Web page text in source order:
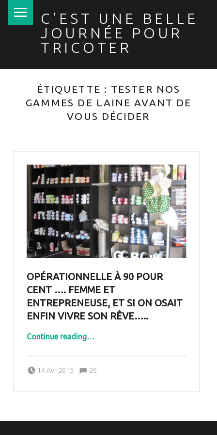
C'EST UNE BELLE
JOURNÉE POUR
TRICOTER
ÉTIQUETTE : TESTER NOS
GAMMES DE LAINE AVANT DE
VOUS DÉCIDER
OPÉRATIONNELLE À 90 POUR
CENT …. FEMME ET
ENTREPRENEUSE, ET SI ON OSAIT
ENFIN VIVRE SON RÊVE…..
Continue reading“Opérationnelle à 90 pour cent …. femme et entrepreneuse, et si on osait enfin vivre son rêve…..”
…
14 Avr 2015
Pascale G&-BdC-WKF
Comments:26